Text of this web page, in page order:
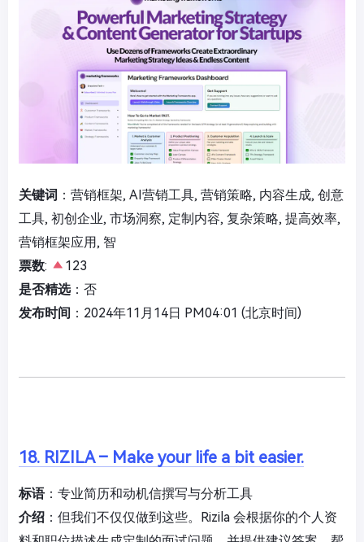
关键词 ：营销框架, AI营销工具, 营销策略, 内容生成, 创意
工具, 初创企业, 市场洞察, 定制内容, 复杂策略, 提高效率,
营销框架应用, 智
票数:
123
是否精选：否
发布时间 ：2024年11月14日 PM04:01 (北京时间)
18. RIZILA – Make your life a bit easier.
标语：专业简历和动机信撰写与分析工具
介绍 ：但我们不仅仅做到这些。Rizila 会根据你的个人资